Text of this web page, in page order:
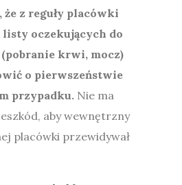
że z reguły placówki
listy oczekujących do
krwi, mocz)
o pierwszeństwie
przypadku. Nie ma
aby wewnętrzny
placówki przewidywał